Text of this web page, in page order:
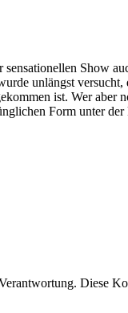
Show
unlängst
ist. Wer aber
Form unter
Diese